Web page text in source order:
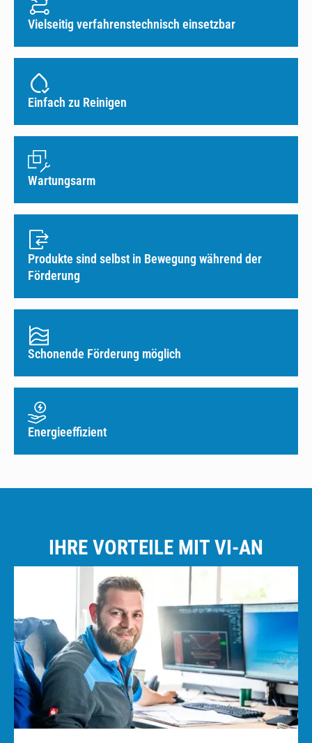
Vielseitig verfahrenstechnisch einsetzbar
Einfach zu Reinigen
Wartungsarm
Produkte sind selbst in Bewegung während der
Förderung
Schonende Förderung möglich
Energieeffizient
IHRE VORTEILE MIT VI-AN